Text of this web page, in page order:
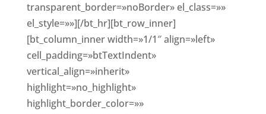
transparent_border=»noBorder» el_class=»»
el_style=»»][/bt_hr][bt_row_inner]
[bt_column_inner width=»1/1″ align=»left»
cell_padding=»btTextIndent»
vertical_align=»inherit»
highlight=»no_highlight»
highlight_border_color=»»